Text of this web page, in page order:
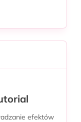
efektów